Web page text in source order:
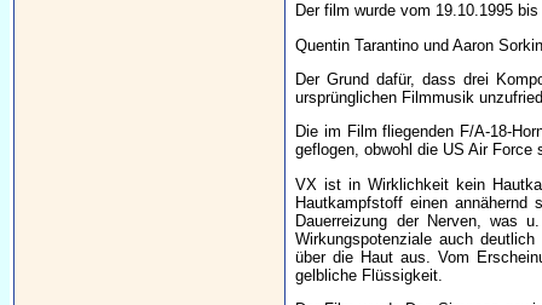
Der film wurde vom 19.10.1995
Quentin Tarantino und Aaron
Der Grund dafür, dass drei
ursprünglichen Filmmusik
Die im Film fliegenden F/A-18-
geflogen, obwohl die US Air
VX ist in Wirklichkeit kein
Hautkampfstoff einen
Dauerreizung der Nerven, was
Wirkungspotenziale auch
über die Haut aus. Vom
gelbliche Flüssigkeit.